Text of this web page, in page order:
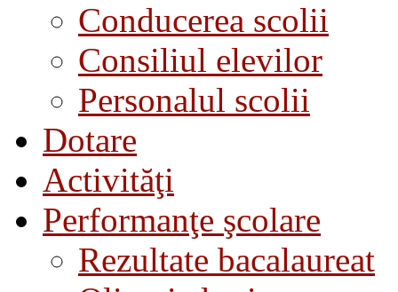
Conducerea scolii
Consiliul elevilor
Personalul scolii
Dotare
Activităţi
Performanţe şcolare
Rezultate bacalaureat